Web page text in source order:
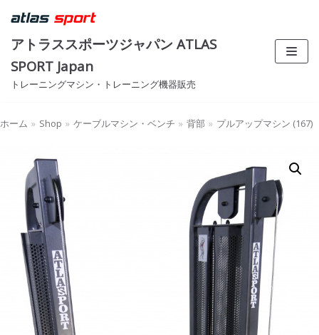
コ
テ
ン
ツ
ス
アトラススポーツジャパン ATLAS
SPORT Japan
トレーニングマシン・トレーニング機器販売
ホーム » Shop » ケーブルマシン・ベンチ » 背部 » プルアップマシン (167)